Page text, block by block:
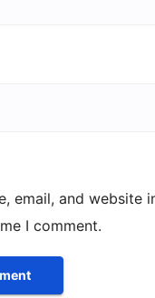
email, and website
I comment.